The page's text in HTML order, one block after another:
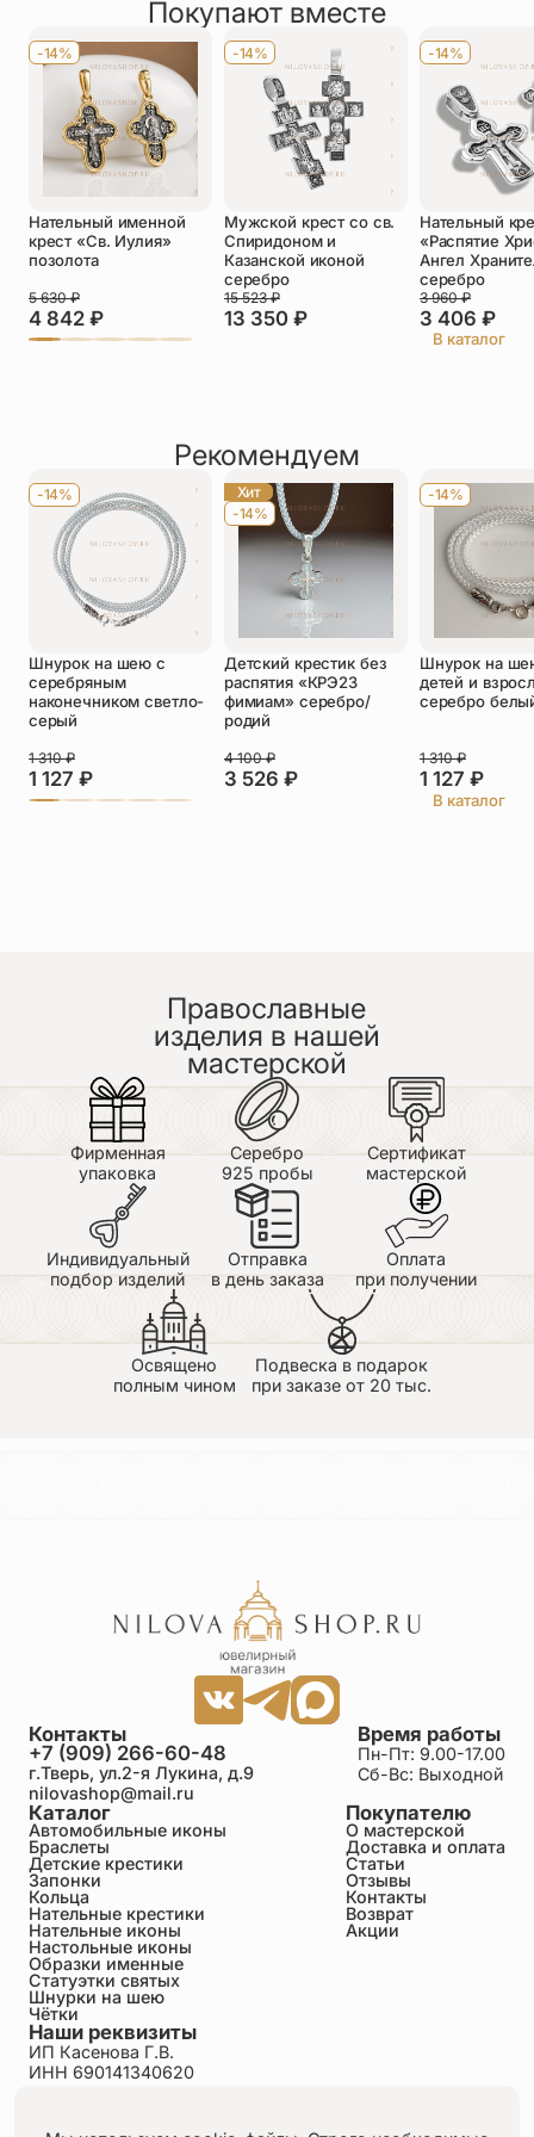
Оставить отзыв
Телефон
Отзыв*
Прикрепить фото
Оставить отзыв
Подтверждаю свое согласие с
политикой конфиденциальностии даю
согласие на обработку персональных
данных
Александр
26.06.2026
Отличный крест! Хорошая и элегантная работа,
Покупают вместе
-14%
Нательный именной
крест «Св. Иулия»
позолота
4 842 ₽
5 630₽
-14%
Мужской крест со св.
Спиридоном и
Казанской иконой
серебро
13 350 ₽
15 523₽
-14%
Нательный
«Распятие
Ангел
серебро
3 406 ₽
3 960₽
В каталог
Рекомендуем
-14%
Шнурок на шею с
серебряным
наконечником светло-
серый
1 127 ₽
1 310₽
Хит
-14%
Детский крестик без
распятия «КРЭ23
фимиам» серебро/
родий
3 526 ₽
4 100₽
-14%
Шнурок на
детей и
серебро
1 127 ₽
1 310₽
В каталог
Православные
изделия в нашей
мастерской
Фирменная
упаковка
Серебро
925 пробы
Сертификат
мастерской
Индивидуальный
подбор изделий
Отправка
в день заказа
Оплата
при получении
Освящено
полным чином
Подвеска в подарок
при заказе от 20 тыс.
Каталог
Автомобильные иконы
Браслеты
Детские крестики
Запонки
Кольца
Нательные крестики
Нательные иконы
Настольные иконы
Образки именные
Статуэтки святых
Шнурки на шею
Чётки
Покупателю
О мастерской
Доставка и оплата
Статьи
Отзывы
Контакты
Возврат
Акции
Время работы
Пн-Пт: 9.00-17.00
Сб-Вс: Выходной
Контакты
+7 (909) 266-60-48
г.Тверь, ул.2-я Лукина, д.9
nilovashop@mail.ru
Наши реквизиты
ИП Касенова Г.В.
ИНН 690141340620
Пользовательское соглашение